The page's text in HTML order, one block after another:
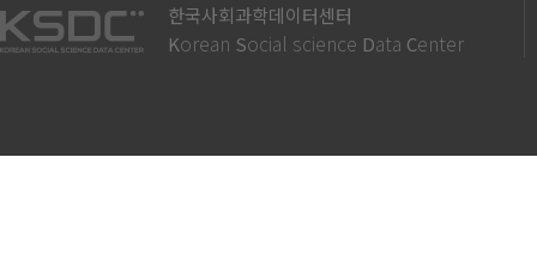
한국사회과학데이터센터
Korean Social science Data Center